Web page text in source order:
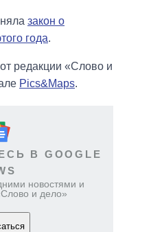
закон о
года.
редакции «Слово и
Pics&Maps.
В GOOGLE
новостями и
и дело»